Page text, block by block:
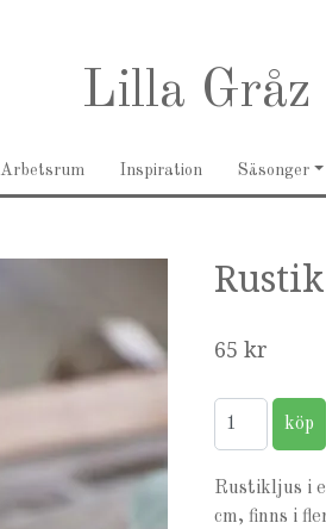
Lilla Gråz
Arbetsrum Inspiration Säsonger
65 kr
Rustikljus i
cm, finns i